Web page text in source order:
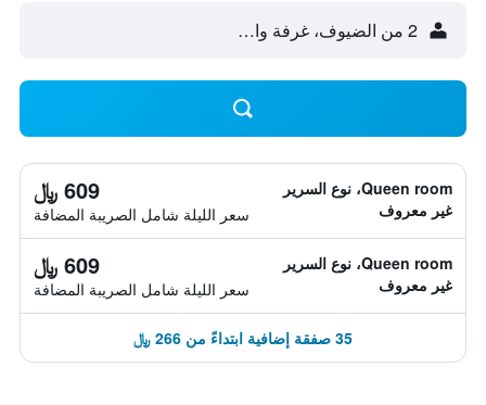
2 من الضيوف، غرفة واحدة
Queen room، نوع السرير
غير معروف
609 ﷼
سعر الليلة شامل الصريبة المضافة
Queen room، نوع السرير
غير معروف
609 ﷼
سعر الليلة شامل الصريبة المضافة
35 صفقة إضافية ابتداءً من 266 ﷼